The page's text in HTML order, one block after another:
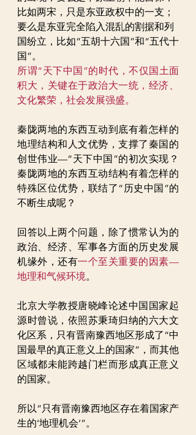
比如两宋，只是东亚政权中的一支；
要么是东亚完全陷入混乱的割据和列
国纷立，比如“五胡十六国”和“五代十
国”。
所谓“天下中国”的时代，不仅国土面
积大，关键在于政治大一统，经济、
文化繁荣，社会发展强盛。
秦陇两地的东西互动到底有着怎样的
地理结构和人文优势，支撑了秦国的
创世伟业—“天下中国”的初次实现？
秦陇两地的东西互动结构有着怎样的
特殊区位优势，联结了“历史中国”的
不断生成呢？
回答以上两个问题，除了惯常认为的
政治、经济、军事各方面的历史发展
机缘外，还有一个至关重要的因素—
地理和气候环境。
北京大学教授唐晓峰论述中国国家起
源时曾说，依照苏秉琦归纳的六大文
化区系，只有晋南豫西地区形成了“中
国最早的真正意义上的国家”，而其他
区域都未能跨越门栏而形成真正意义
的国家。
所以“只有晋南豫西地区存在着国家产
生的‘地理机会’”。